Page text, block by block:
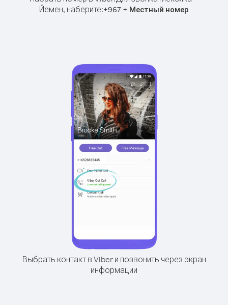
Йемен, наберите:+967 + Местный номер
Выбрать контакт в Viber и позвонить через экран
информации